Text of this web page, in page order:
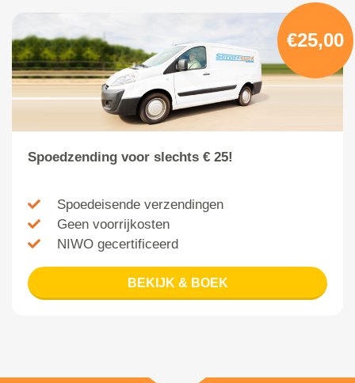
€25,00
Spoedzending voor slechts € 25!
Spoedeisende verzendingen
Geen voorrijkosten
NIWO gecertificeerd
BEKIJK & BOEK